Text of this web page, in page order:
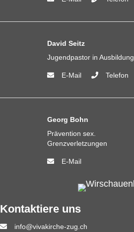
David Seitz
Jugendpastor in Ausbildung
E-Mail Telefon
Georg Bohn
Prävention sex.
Grenzverletzungen
E-Mail
Kontaktiere uns
info@vivakirche-zug.ch